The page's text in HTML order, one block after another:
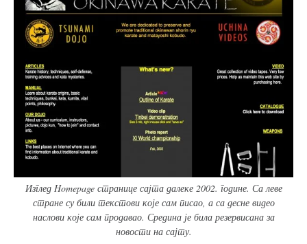
фотке
контакт
Изглед Homepage странице сајта далеке 2002. године. Са леве
стране су били текстови које сам писао, а са десне видео
наслови које сам продавао. Средина је била резервисана за
новости на сајту.